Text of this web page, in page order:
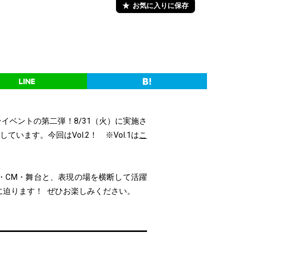
お気に入りに保存
ベントの第二弾！8/31（火）に実施さ
ています。今回はVol.2！ ※Vol.1はこ
・舞台と、表現の場を横断して活躍
ります！ ぜひお楽しみください。